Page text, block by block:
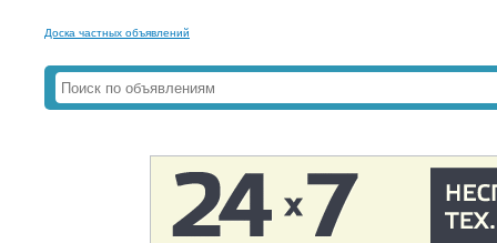
Доска частных объявлений